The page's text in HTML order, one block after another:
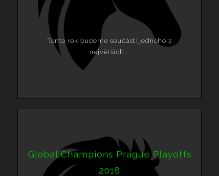
Tento rok budeme součástí jednoho z
největších...
Global Champions Prague Playoffs
2018